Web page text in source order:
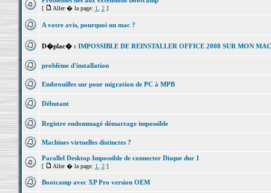
[ Aller � la page: 1 2]
A votre avis, pourquoi un mac ?
D�plac� : IMPOSSIBLE DE REINSTALLER OFFICE 2008 SUR MON
problème d'installation
Embrouilles sur pour migration de PC à MPB
Débutant
Registre endommagé démarrage impossible
Machines virtuelles distinctes ?
Parallel Desktop Impossible de connecter Disque dur 1
[ Aller � la page: 1 2]
Bootcamp avec XP Pro version OEM